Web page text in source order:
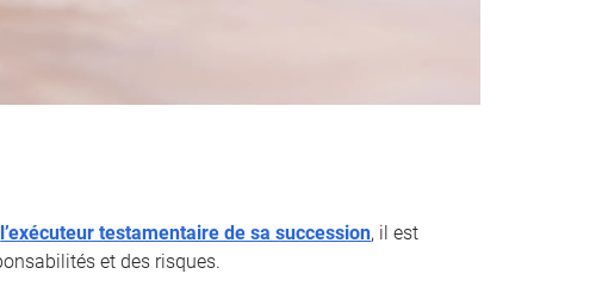
l’exécuteur testamentaire de sa succession, il est
et des risques.